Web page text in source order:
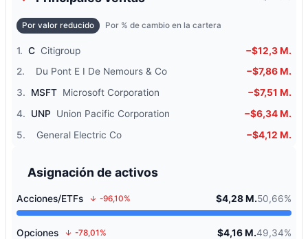
Por valor reducido Por % de cambio en la cartera
1. C Citigroup
−$12,3 M.
2.
Du Pont E I De Nemours & Co
−$7,86 M.
3.
MSFT Microsoft Corporation
−$7,51 M.
4.
UNP Union Pacific Corporation
−$6,34 M.
5.
General Electric Co −$4,12 M.
Asignación de activos
Acciones/ETFs -96,10% $4,28 M.50,66%
Opciones -78,01% $4,16 M.49,34%